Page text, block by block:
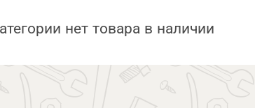
нет товара в наличии